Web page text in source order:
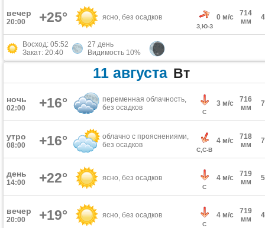
вечер
20:00 +25° ясно, без осадков
З,Ю-З
0 м/с
714
мм
Восход: 05:52
Закат: 20:40
27 день
Видимость 10%
11 августа Вт
ночь
02:00 +16°
переменная облачность,
без осадков
С
3 м/с
716
мм
утро
08:00 +16°
облачно с прояснениями,
без осадков
С,С-В
4 м/с
718
мм
день
14:00 +22° ясно, без осадков
С
4 м/с
719
мм
вечер
20:00 +19° ясно, без осадков
С
4 м/с
719
мм